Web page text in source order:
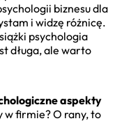
biznesu dla
i widzę różnicę.
psychologia
długa, ale warto
aspekty
w firmie? O rany, to